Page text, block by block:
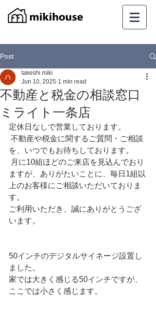
Post
不動産と税金の相談窓口
ミライト一条店
takeshi miki
Jun 10, 2025 1 min read
定休日なしで営業しております。
を、いつでもお待ちしております。
ますが、ありがたいことに、毎日1組以
上のお客様にご相談いただいておりま
す。
ご利用いただき、誠にありがとうござ
います。
50インチのデジタルサイネージ設置し
ました。
家では大きく感じる50インチですが、
ここでは小さく感じます。